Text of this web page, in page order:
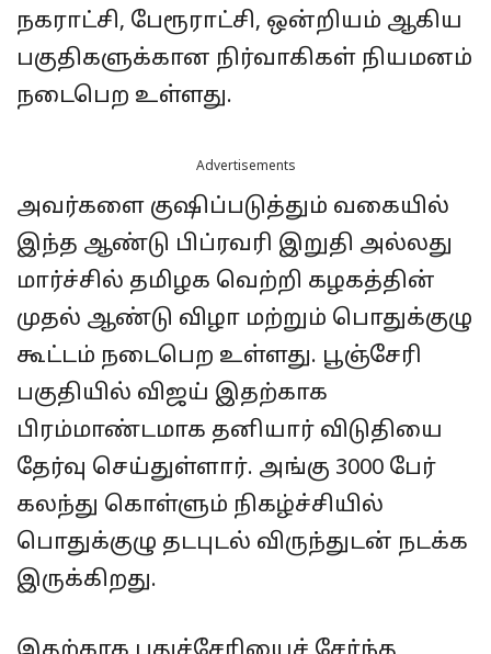
நகராட்சி, பேரூராட்சி, ஒன்றியம் ஆகிய
பகுதிகளுக்கான நிர்வாகிகள் நியமனம்
நடைபெற உள்ளது.
Advertisements
அவர்களை குஷிப்படுத்தும் வகையில்
இந்த ஆண்டு பிப்ரவரி இறுதி அல்லது
மார்ச்சில் தமிழக வெற்றி கழகத்தின்
முதல் ஆண்டு விழா மற்றும் பொதுக்குழு
கூட்டம் நடைபெற உள்ளது. பூஞ்சேரி
பகுதியில் விஜய் இதற்காக
பிரம்மாண்டமாக தனியார் விடுதியை
தேர்வு செய்துள்ளார். அங்கு 3000 பேர்
கலந்து கொள்ளும் நிகழ்ச்சியில்
பொதுக்குழு தடபுடல் விருந்துடன் நடக்க
இருக்கிறது.